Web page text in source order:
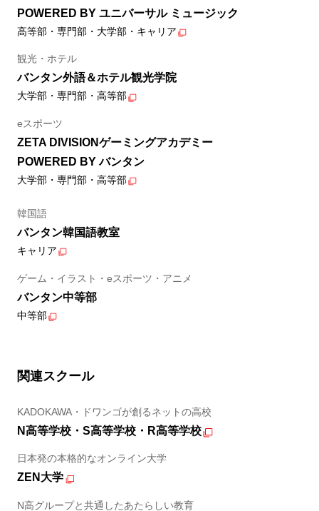
POWERED BY ユニバーサル ミュージック
高等部・専門部・大学部・キャリア
観光・ホテル
バンタン外語＆ホテル観光学院
大学部・専門部・高等部
eスポーツ
ZETA DIVISIONゲーミングアカデミー
POWERED BY バンタン
大学部・専門部・高等部
韓国語
バンタン韓国語教室
キャリア
ゲーム・イラスト・eスポーツ・アニメ
バンタン中等部
中等部
関連スクール
KADOKAWA・ドワンゴが創るネットの高校
N高等学校・S高等学校・R高等学校
日本発の本格的なオンライン大学
ZEN大学
N高グループと共通したあたらしい教育